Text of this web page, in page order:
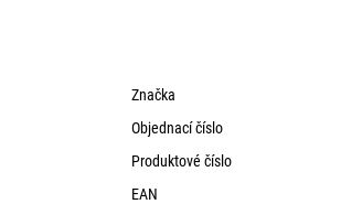
Značka
Objednací číslo
Produktové číslo
EAN